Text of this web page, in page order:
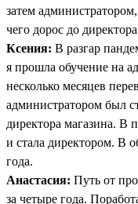
затем
чего дорос до
Ксения: В разгар
я прошла обучение на
несколько месяцев
администратором был
директора магазина. В
и стала директором. В
года.
Анастасия: Путь от
за четыре года.